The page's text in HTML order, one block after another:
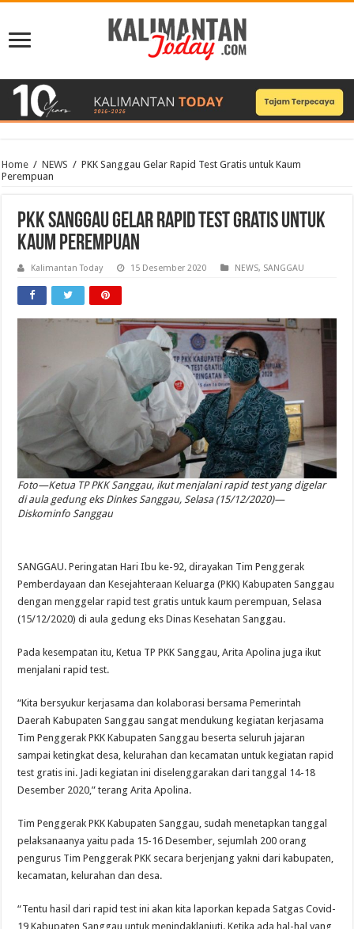
Home / NEWS / PKK Sanggau Gelar Rapid Test Gratis untuk Kaum
Perempuan
PKK Sanggau Gelar Rapid Test Gratis untuk
Kaum Perempuan
Kalimantan Today 15 Desember 2020 NEWS, SANGGAU
Foto—Ketua TP PKK Sanggau, ikut menjalani rapid test yang digelar
di aula gedung eks Dinkes Sanggau, Selasa (15/12/2020)—
Diskominfo Sanggau
SANGGAU. Peringatan Hari Ibu ke-92, dirayakan Tim Penggerak
Pemberdayaan dan Kesejahteraan Keluarga (PKK) Kabupaten Sanggau
dengan menggelar rapid test gratis untuk kaum perempuan, Selasa
(15/12/2020) di aula gedung eks Dinas Kesehatan Sanggau.
Pada kesempatan itu, Ketua TP PKK Sanggau, Arita Apolina juga ikut
menjalani rapid test.
“Kita bersyukur kerjasama dan kolaborasi bersama Pemerintah
Daerah Kabupaten Sanggau sangat mendukung kegiatan kerjasama
Tim Penggerak PKK Kabupaten Sanggau beserta seluruh jajaran
sampai ketingkat desa, kelurahan dan kecamatan untuk kegiatan rapid
test gratis ini. Jadi kegiatan ini diselenggarakan dari tanggal 14-18
Desember 2020,” terang Arita Apolina.
Tim Penggerak PKK Kabupaten Sanggau, sudah menetapkan tanggal
pelaksanaanya yaitu pada 15-16 Desember, sejumlah 200 orang
pengurus Tim Penggerak PKK secara berjenjang yakni dari kabupaten,
kecamatan, kelurahan dan desa.
“Tentu hasil dari rapid test ini akan kita laporkan kepada Satgas Covid-
19 Kabupaten Sanggau untuk menindaklanjuti. Ketika ada hal-hal yang